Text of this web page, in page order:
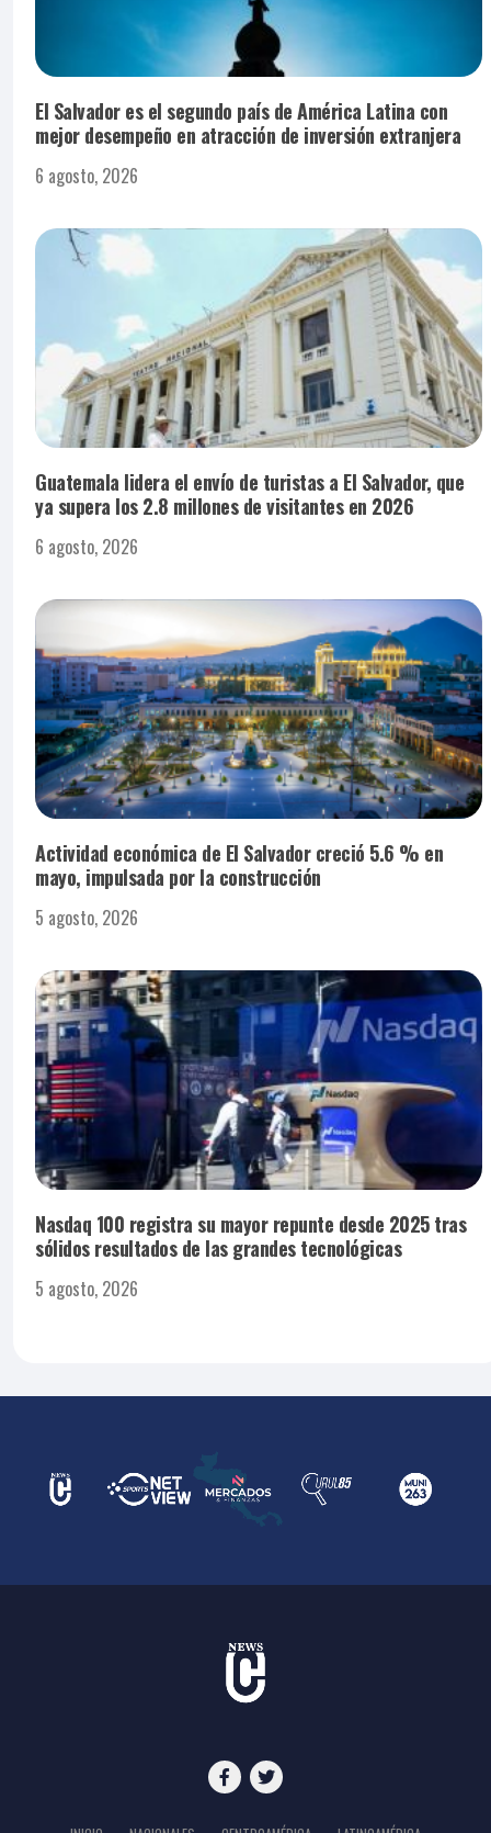
El Salvador es el segundo país de América Latina con
mejor desempeño en atracción de inversión extranjera
6 agosto, 2026
Guatemala lidera el envío de turistas a El Salvador, que
ya supera los 2.8 millones de visitantes en 2026
6 agosto, 2026
Actividad económica de El Salvador creció 5.6 % en
mayo, impulsada por la construcción
5 agosto, 2026
Nasdaq 100 registra su mayor repunte desde 2025 tras
sólidos resultados de las grandes tecnológicas
5 agosto, 2026